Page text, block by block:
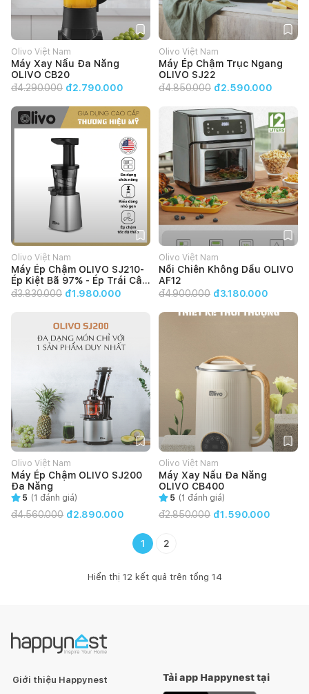
Olivo Việt Nam
Máy Xay Nấu Đa Năng
OLIVO CB20
đ4.290.000 đ2.790.000
Olivo Việt Nam
Máy Ép Chậm Trục Ngang
OLIVO SJ22
đ4.850.000 đ2.590.000
Olivo Việt Nam
Máy Ép Chậm OLIVO SJ210-
Ép Kiệt Bã 97% - Ép Trái Cây
Hoa Quả Rau Củ Đa Năng
đ3.830.000 đ1.980.000
Olivo Việt Nam
Nồi Chiên Không Dầu OLIVO
AF12
đ4.900.000 đ3.180.000
Olivo Việt Nam
Máy Ép Chậm OLIVO SJ200
Đa Năng
5 (1 đánh giá)
đ4.560.000 đ2.890.000
Olivo Việt Nam
Máy Xay Nấu Đa Năng
OLIVO CB400
5 (1 đánh giá)
đ2.850.000 đ1.590.000
1 2
Hiển thị 12 kết quả trên tổng 14
Giới thiệu Happynest
Tải app Happynest tại